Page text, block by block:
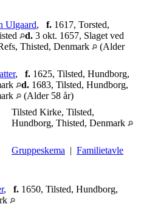
Ulgaard, f. 1617, Torsted,
d. 3 okt. 1657, Slaget ved
Thisted, Denmark
(Alder
, f. 1625, Tilsted, Hundborg,
d. 1683, Tilsted, Hundborg,
(Alder 58 år)
Tilsted Kirke, Tilsted,
Hundborg, Thisted, Denmark
Gruppeskema | Familietavle
, f. 1650, Tilsted, Hundborg,